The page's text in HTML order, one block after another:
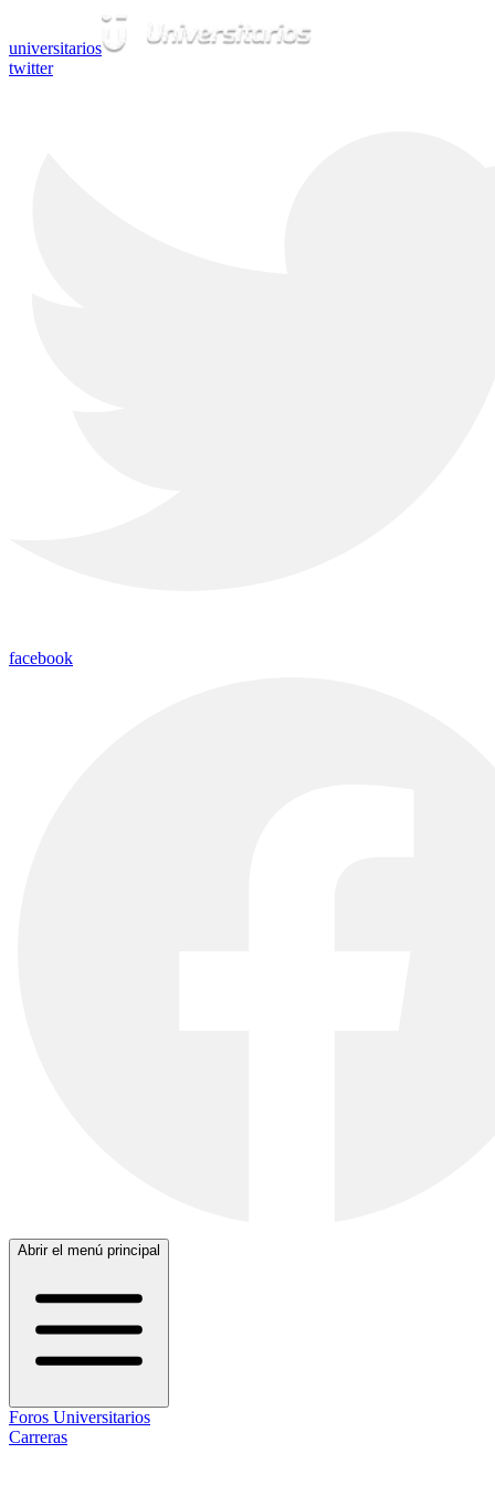
universitarios
twitter
facebook
Abrir el menú principal
Foros Universitarios
Carreras